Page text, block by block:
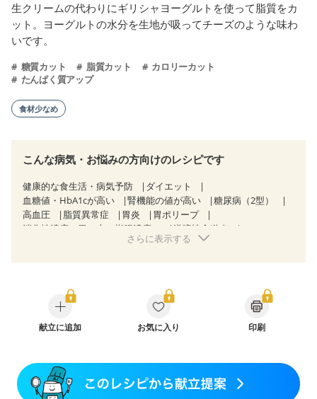
生クリームの代わりにギリシャヨーグルトを使って脂質をカ
ット。ヨーグルトの水分を生地が吸ってチーズのような味わ
いです。
糖質カット 脂質カット
カロリーカット
たんぱく質アップ
食材少なめ
こんな病気・お悩みの方向けのレシピです
健康的な食生活・病気予防
ダイエット
血糖値・HbA1cが高い
腎機能の値が高い
糖尿病（2型）
高血圧
脂質異常症 胃炎
胃ポリープ
消化性潰瘍（胃・十二指腸潰瘍）
逆流性食道炎
慢性膵炎（移行期・寛解期）
非アルコール性脂肪肝
乳がん（抗がん剤治療中）
乳がん（ホルモン療法中）
乳がん（放射線治療中）
乳がん治療を終えた方・経過観察中の方など
大腸がん治療を終えた方・経過観察中の方
大腸がん（抗がん剤治療中）
大腸がん（放射線治療中）
さらに表示する
献立に追加 お気に入り 印刷